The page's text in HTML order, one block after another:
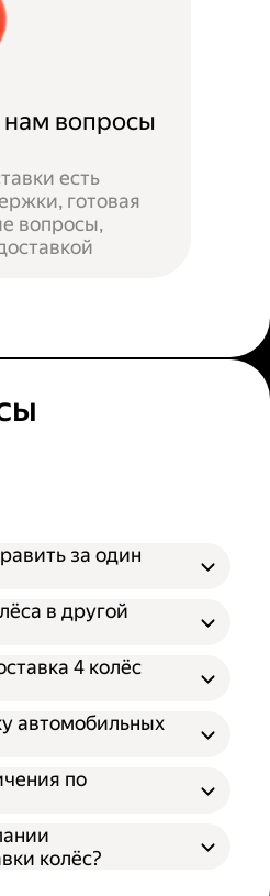
нам вопросы
есть
готовая
вопросы,
за один
в другой
Яндекс Go или
сайт
тариф;
«Откуда» и «Куда»;
и
4 колёс
автомобильных
Go;
по
колёс?